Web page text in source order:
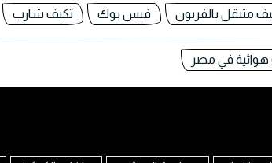
متنقل بالفريون فيس بوك تكيف شارب
في مصر